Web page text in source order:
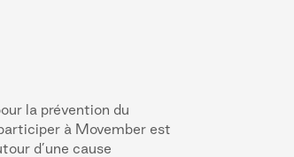
la prévention du
à Movember est
d’une cause